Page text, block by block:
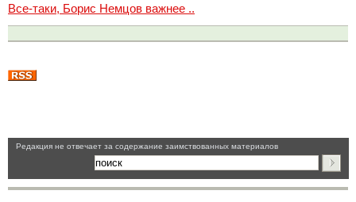
Все-таки, Борис Немцов важнее ..
Pедакция не отвечает за содержание заимствованных материалов